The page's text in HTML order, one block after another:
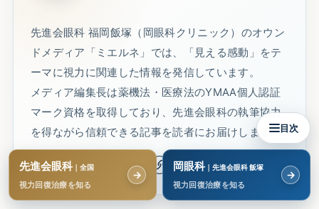
先進会眼科 福岡飯塚（岡眼科クリニック）のオウン
ドメディア「ミエルネ」では、「見える感動」をテ
ーマに視力に関連した情報を発信しています。
メディア編集長は薬機法・医療法のYMAA個人認証
マーク資格を取得しており、先進会眼科の執筆協力
を得ながら信頼できる記事を読者にお届けします。
先進会眼科｜全国
視力回復治療を知る
→
岡眼科｜先進会眼科 飯塚
視力回復治療を知る
→
目次